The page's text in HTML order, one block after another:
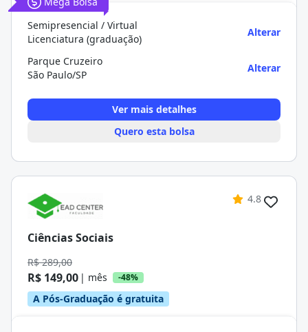
Semipresencial / Virtual
Licenciatura (graduação)
Alterar
Parque Cruzeiro
São Paulo/SP
Alterar
Ver mais detalhes
Quero esta bolsa
4.8
Ciências Sociais
R$ 289,00
R$ 149,00 | mês -48%
A Pós-Graduação é gratuita